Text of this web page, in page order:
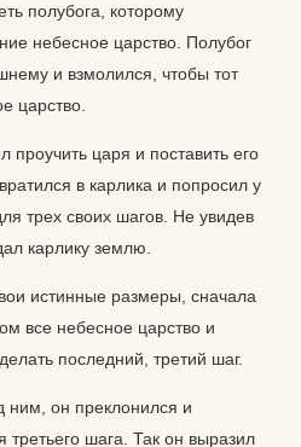
полубога, которому
небесное царство. Полубог
и взмолился, чтобы тот
царство.
царя и поставить его
в карлика и попросил у
трех своих шагов. Не увидев
карлику землю.
истинные размеры, сначала
все небесное царство и
последний, третий шаг.
ним, он преклонился и
третьего шага. Так он выразил